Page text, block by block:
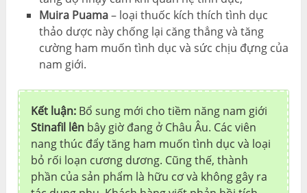
Muira Puama– loại thuốc kích thích tình dục
thảo dược này chống lại căng thẳng và tăng
cường ham muốn tình dục và sức chịu đựng của
nam giới.
Kết luận: Bổ sung mới cho tiềm năng nam giới
Stinafil lên bây giờ đang ở Châu Âu. Các viên
nang thúc đẩy tăng ham muốn tình dục và loại
bỏ rối loạn cương dương. Cũng thế, thành
phần của sản phẩm là hữu cơ và không gây ra